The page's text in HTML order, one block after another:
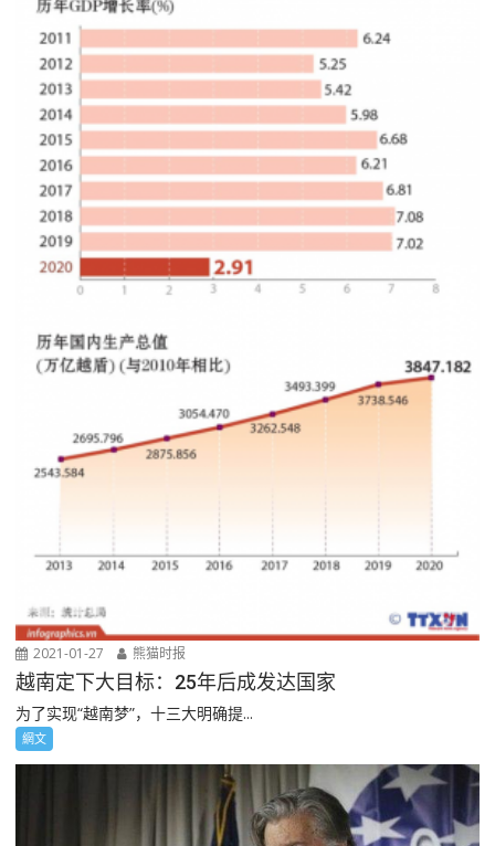
2021-01-27 熊猫时报
越南定下大目标：25年后成发达国家
为了实现“越南梦”，十三大明确提...
網文